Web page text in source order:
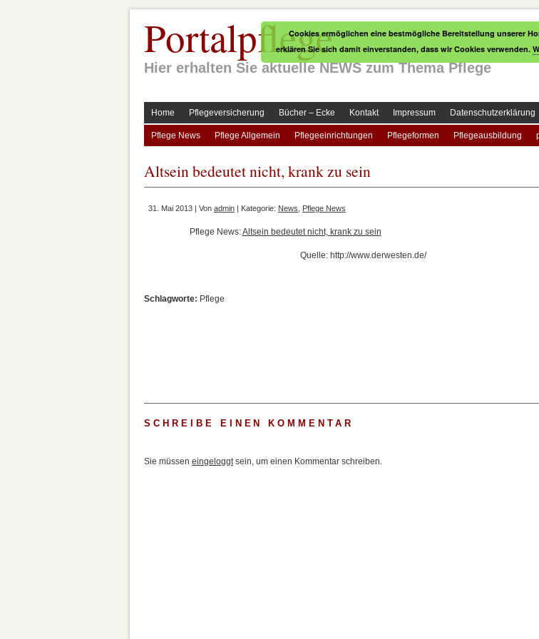
Portalpflege
Hier erhalten Sie aktuelle NEWS zum Thema Pflege
Home Pflegeversicherung Bücher – Ecke Kontakt Impressum Datenschutzerklärung
Pflege News Pflege Allgemein Pflegeeinrichtungen Pflegeformen Pflegeausbildung
Altsein bedeutet nicht, krank zu sein
31. Mai 2013 | Von admin | Kategorie: News Pflege News
Pflege News:Altsein bedeutet nicht, krank zu sein
Quelle: http://www.derwesten.de/
Schlagworte: Pflege
SCHREIBE EINEN KOMMENTAR
Sie müssen eingeloggtsein, um einen Kommentar schreiben.
Cookies ermöglichen eine bestmögliche Bereitstellung unserer
erklären Sie sich damit einverstanden, dass wir Cookies verwenden.